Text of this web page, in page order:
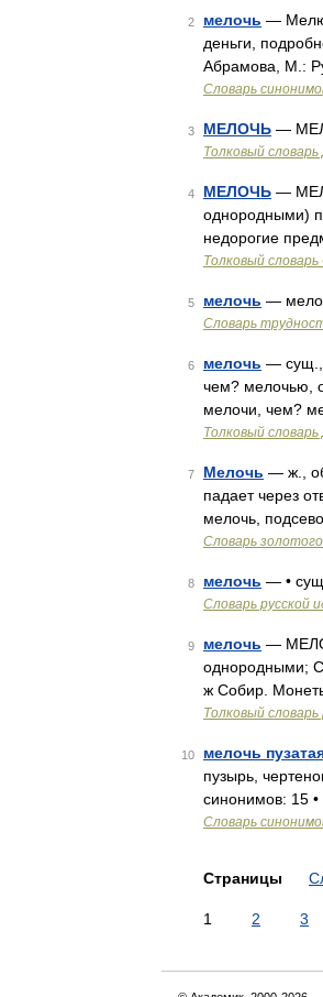
2 мелочь —
деньги,
Абрамова, М.:
Словарь
3 МЕЛОЧЬ —
Толковый словарь
4 МЕЛОЧЬ —
однородными)
недорогие
Толковый
5 мелочь —
Словарь
6 мелочь — сущ.,
чем? мелочью,
мелочи, чем?
Толковый
7 Мелочь — ж.,
падает через
мелочь,
Словарь
8 мелочь — •
Словарь русской
9 мелочь —
однородными;
ж Собир.
Толковый
10 мелочь
пузырь,
синонимов: 15 •
Словарь
Страницы
1 2 3